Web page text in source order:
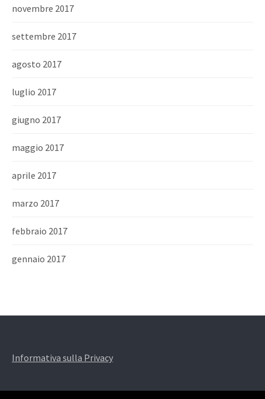
novembre 2017
settembre 2017
agosto 2017
luglio 2017
giugno 2017
maggio 2017
aprile 2017
marzo 2017
febbraio 2017
gennaio 2017
Informativa sulla Privacy